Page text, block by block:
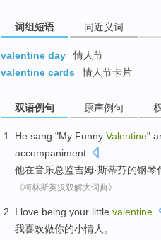
词组短语 同近义词
valentine day
情人节
valentine cards
情人节卡片
双语例句 原声例句
He sang "My Funny Valentine"
accompaniment
他在音乐总监吉姆·斯蒂芬的钢琴
《柯林斯英汉双解大词典》
I love being your little valentine
我喜欢做你的小情人 。